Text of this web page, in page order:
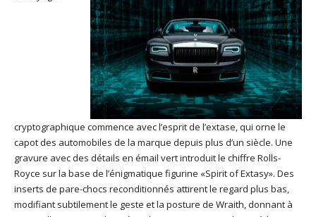
cryptographique commence avec l’esprit de l’extase, qui orne le
capot des automobiles de la marque depuis plus d’un siècle. Une
gravure avec des détails en émail vert introduit le chiffre Rolls-
Royce sur la base de l’énigmatique figurine «Spirit of Extasy». Des
inserts de pare-chocs reconditionnés attirent le regard plus bas,
modifiant subtilement le geste et la posture de Wraith, donnant à